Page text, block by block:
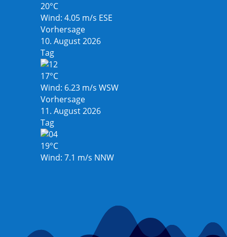
20°C
Wind: 4.05 m/s ESE
Vorhersage
10. August 2026
Tag
17°C
Wind: 6.23 m/s WSW
Vorhersage
11. August 2026
Tag
19°C
Wind: 7.1 m/s NNW